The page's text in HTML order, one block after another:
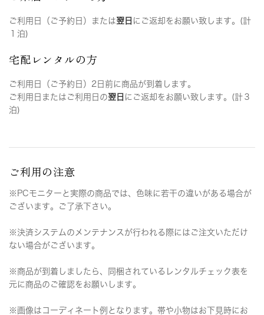
ご利用日（ご予約日）または翌日 にご返却をお願い致します。(計
１泊)
宅配レンタルの方
ご利用日（ご予約日）2日前に商品が到着します。
ご利用日またはご利用日の翌日 にご返却をお願い致します。(計３
泊)
ご利用の注意
※PCモニターと実際の商品では、色味に若干の違いがある場合が
ございます。ご了承下さい。
※決済システムのメンテナンスが行われる際にはご注文いただけ
ない場合がございます。
※商品が到着しましたら、同梱されているレンタルチェック表を
元に商品のご確認をお願いします。
※画像はコーディネート例となります。帯や小物はお下見時にお